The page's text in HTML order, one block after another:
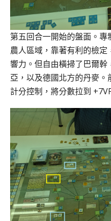
第五回合一開始的盤面。
農人區域，靠著有利的檢
響力。但自由橫掃了巴爾
亞，以及德國北方的丹麥
計分控制，將分數拉到